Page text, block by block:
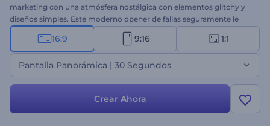
marketing con una atmósfera nostálgica con elementos glitchy y
diseños simples. Este moderno opener de fallas seguramente le
dará a cualquier proyecto un comienzo único. Tómate un minuto
para cargar tus imágenes y videos, y escribe tus textos para obtener
un opener de video profesional. Perfectamente adecuado para
promociones de nuevos productos, invitaciones a eventos,
presentaciones de marca, presentaciones de diapositivas
16:9 9:16 1:1
Pantalla Panorámica | 30 Segundos
Crear Ahora